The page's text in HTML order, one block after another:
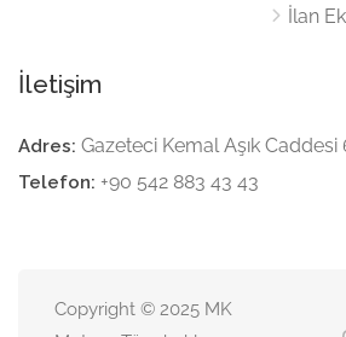
İlan
İletişim
Adres: Gazeteci Kemal Aşık
Telefon: +90 542 883 43 43
Copyright © 2025 MK